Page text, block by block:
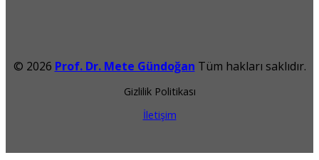
© 2026 Prof. Dr. Mete Gündoğan Tüm hakları saklıdır.
Gizlilik Politikası
İletişim